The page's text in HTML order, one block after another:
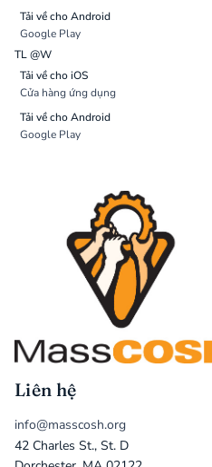
Tải về cho Android
Google Play
TL @W
Tải về cho iOS
Cửa hàng ứng dụng
Tải về cho Android
Google Play
Liên hệ
info@masscosh.org
42 Charles St., St. D